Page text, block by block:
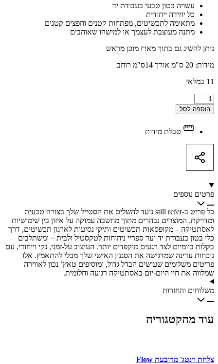
עשויה בטון טבעי בעבודת יד
כל יחידה ייחודית
מתאימה לתכשיטים, מפתחות קטנים וחפצים קטנים
מתנה מעוצבת לעצמך או למישהו שאוהבים
ניתן להשיג גם בתוך מארז מוכן מראש
מידות: 20 ס"מ אורך 14ס"מ רוחב
11 במלאי
צלחת
בטון
אובלית
בעבודת
הוספה לסל
טבלת מידות
פרטים נוספים
כל פריט ב-still refer נועד להשלים את הסטייל שלך בצורה טבעית
ומדויקת. המוצרים נבחרים מתוך מחשבה עמוקה על איזון בין שימושיות
לאסתטיקה – מקופסאות תכשיטים ותיקי נסיעות לארגון תכשיטים, דרך
כלי בטון בעבודת יד ועד ספריי ניחוחות לטקסטיל ולבית – ומשתלבים
בקלות ביומיום לצד רגעים מוקפדים יותר. העיצוב על-זמני, נקי וייחודי, עם
נוכחות עדינה שמדגישה את הסגנון האישי שלך מבלי להתאמץ. אלו
פריטים משלימים שעושים הבדל גדול, ומוסיפים טאץ’ נכון לאווירה
שמלווה את חיי היום-יום באסתטיקה רגועה וחלומית.
משלוחים והחזרות
עוד מהקטגוריה
צלחת וינטג' מרובעת Flow